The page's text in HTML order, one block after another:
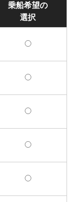
乗船希望の
選択